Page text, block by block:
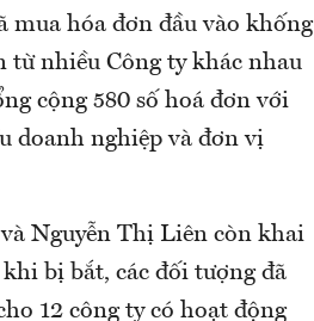
mua hóa đơn đầu vào khống
từ nhiều Công ty khác nhau
cộng 580 số hoá đơn với
doanh nghiệp và đơn vị
Nguyễn Thị Liên còn khai
bị bắt, các đối tượng đã
12 công ty có hoạt động